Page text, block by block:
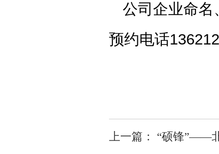
公司企业命名
预约电话
上一篇： “硕锋”——